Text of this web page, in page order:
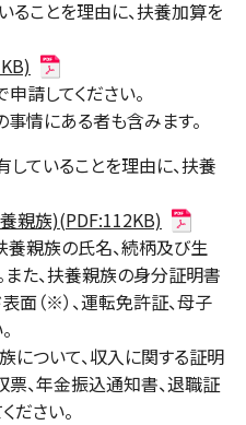
ことを理由に、扶養加算を
請してください。
情にある者も含みます。
ていることを理由に、扶養
親族)(PDF:112KB)
親族の氏名、続柄及び生
また、扶養親族の身分証明書
面（※）、運転免許証、母子
ついて、収入に関する証明
、年金振込通知書、退職証
ださい。